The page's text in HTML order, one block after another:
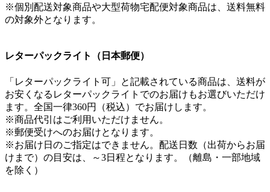
※個別配送対象商品や大型荷物宅配便対象商品は、送料無料
の対象外となります。
レターパックライト（日本郵便）
「レターパックライト可」と記載されている商品は、送料が
お安くなるレターパックライトでのお届けもお選びいただけ
ます。全国一律360円（税込）でお届けします。
※商品代引はご利用いただけません。
※郵便受けへのお届けとなります。
※お届け日のご指定はできません。配送日数（出荷からお届
けまで）の目安は、～3日程となります。（離島・一部地域
を除く）